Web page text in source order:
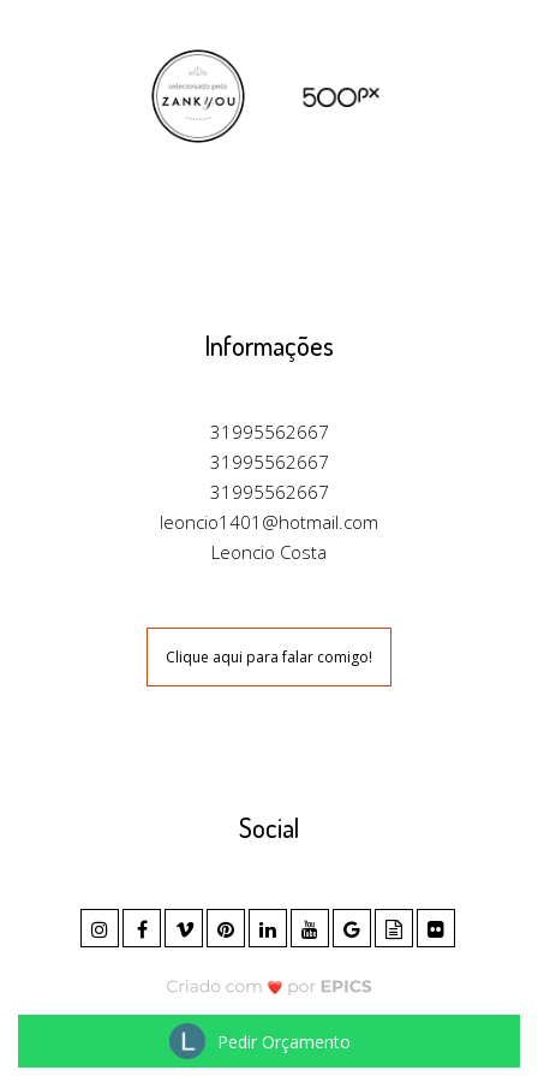
Informações
31995562667
31995562667
31995562667
leoncio1401@hotmail.com
Leoncio Costa
Clique aqui para falar comigo!
Social
Pedir Orçamento